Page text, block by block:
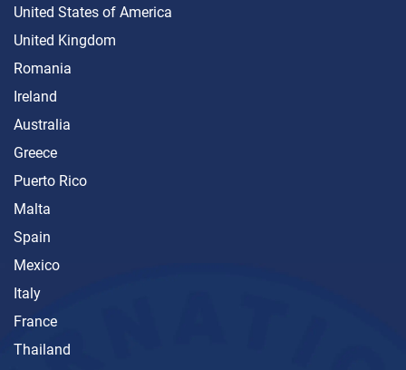
United States of America
United Kingdom
Romania
Ireland
Australia
Greece
Puerto Rico
Malta
Spain
Mexico
Italy
France
Thailand